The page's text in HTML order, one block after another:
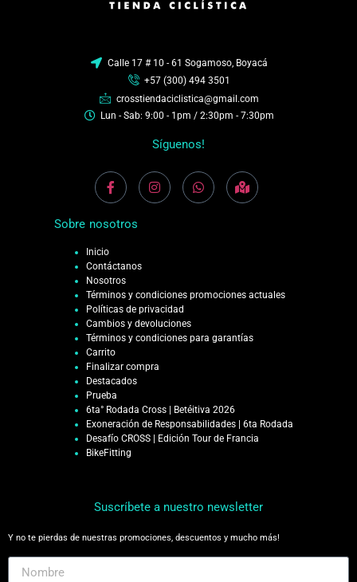
Calle 17 # 10 - 61 Sogamoso, Boyacá
+57 (300) 494 3501
crosstiendaciclistica@gmail.com
Lun - Sab: 9:00 - 1pm / 2:30pm - 7:30pm
Síguenos!
Sobre nosotros
Inicio
Contáctanos
Nosotros
Términos y condiciones promociones actuales
Políticas de privacidad
Cambios y devoluciones
Términos y condiciones para garantías
Carrito
Finalizar compra
Destacados
Prueba
6ta° Rodada Cross | Betéitiva 2026
Exoneración de Responsabilidades | 6ta Rodada
Desafío CROSS | Edición Tour de Francia
BikeFitting
Suscríbete a nuestro newsletter
Y no te pierdas de nuestras promociones, descuentos y mucho más!